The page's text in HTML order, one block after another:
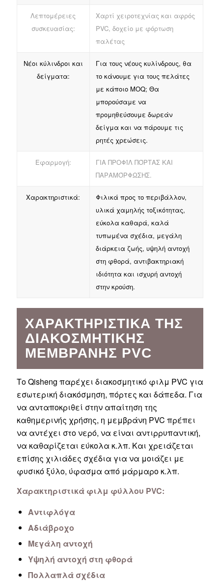
Λεπτομέρειες
συσκευασίας:
Χαρτί χειροτεχνίας και αφρός
PVC, δοχείο με φόρτωση
παλέτας
Νέοι κύλινδροι και
δείγματα:
Για τους νέους κυλίνδρους, θα
το κάνουμε για τους πελάτες
με κάποιο MOQ; Θα
μπορούσαμε να
προμηθεύσουμε δωρεάν
δείγμα και να πάρουμε τις
ρητές χρεώσεις.
Εφαρμογή:
ΓΙΑ ΠΡΟΦΊΛ ΠΌΡΤΑΣ ΚΑΙ
ΠΑΡΑΜΌΡΦΩΣΗΣ.
Χαρακτηριστικά:
Φιλικά προς το περιβάλλον,
υλικά χαμηλής τοξικότητας,
εύκολα καθαρά, καλά
τυπωμένα σχέδια, μεγάλη
διάρκεια ζωής, υψηλή αντοχή
στη φθορά, αντιβακτηριακή
ιδιότητα και ισχυρή αντοχή
στην κρούση.
ΧΑΡΑΚΤΗΡΙΣΤΙΚΆ ΤΗΣ
ΔΙΑΚΟΣΜΗΤΙΚΉΣ
ΜΕΜΒΡΆΝΗΣ PVC
Το Qisheng παρέχει διακοσμητικό φιλμ PVC για
εσωτερική διακόσμηση, πόρτες και δάπεδα. Για
να ανταποκριθεί στην απαίτηση της
καθημερινής χρήσης, η μεμβράνη PVC πρέπει
να αντέχει στο νερό, να είναι αντιρρυπαντική,
να καθαρίζεται εύκολα κ.λπ. Και χρειάζεται
επίσης χιλιάδες σχέδια για να μοιάζει με
φυσικό ξύλο, ύφασμα από μάρμαρο κ.λπ.
Χαρακτηριστικά φιλμ φύλλου PVC:
Αντιφλόγα
Αδιάβροχο
Μεγάλη αντοχή
Υψηλή αντοχή στη φθορά
Πολλαπλά σχέδια